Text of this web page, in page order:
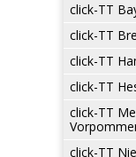
click-TT
click-TT
click-TT
click-TT
click-TT
click-TT